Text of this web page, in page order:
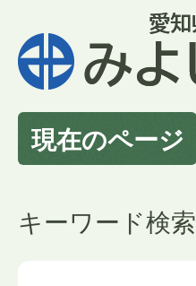
現在のページ
キーワード検索